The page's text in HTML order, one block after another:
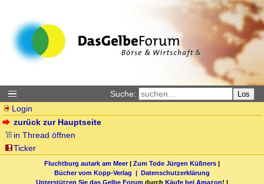
Suche: Los
Login
zurück zur Hauptseite
in Thread öffnen
Ticker
Fluchtburg autark am Meer| Zum Tode Jürgen Küßners |
Bücher vom Kopp-Verlag | Datenschutzerklärung
Unterstützen Sie das Gelbe Forum durch Käufe bei Amazon! |